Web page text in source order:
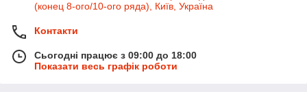
(конец 8-ого/10-ого ряда), Київ, Україна
Контакти
Сьогодні працює з 09:00 до 18:00
Показати весь графік роботи